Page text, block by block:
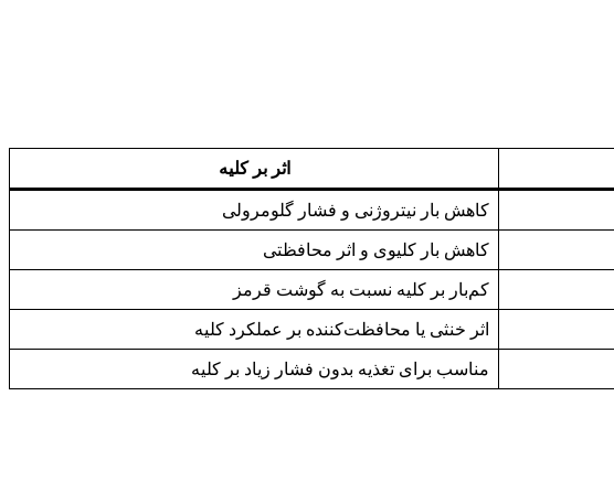
اثر بر کلیه
کاهش بار نیتروژنی و فشار گلومرولی
کاهش بار کلیوی و اثر محافظتی
کم‌بار بر کلیه نسبت به گوشت قرمز
اثر خنثی یا محافظت‌کننده بر عملکرد کلیه
مناسب برای تغذیه بدون فشار زیاد بر کلیه